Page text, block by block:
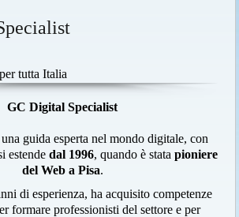
tutta Italia
GC Digital Specialist
guida esperta nel mondo digitale, con
estende dal 1996, quando è stata pioniere
del Web a Pisa.
di esperienza, ha acquisito competenze
formare professionisti del settore e per